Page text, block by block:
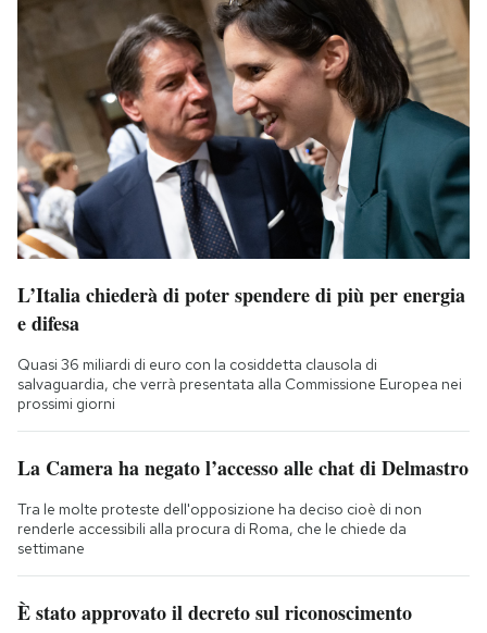
L’Italia chiederà di poter spendere di più per energia
e difesa
Quasi 36 miliardi di euro con la cosiddetta clausola di
salvaguardia, che verrà presentata alla Commissione Europea nei
prossimi giorni
La Camera ha negato l’accesso alle chat di Delmastro
Tra le molte proteste dell'opposizione ha deciso cioè di non
renderle accessibili alla procura di Roma, che le chiede da
settimane
È stato approvato il decreto sul riconoscimento